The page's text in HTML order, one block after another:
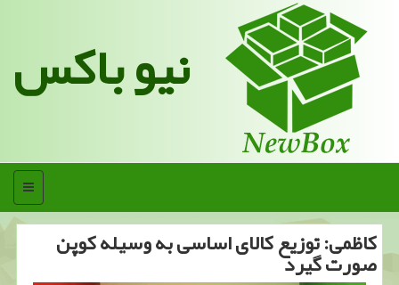
نیو باکس
منو
كاظمی: توزیع كالای اساسی به وسیله كوپن
صورت گیرد